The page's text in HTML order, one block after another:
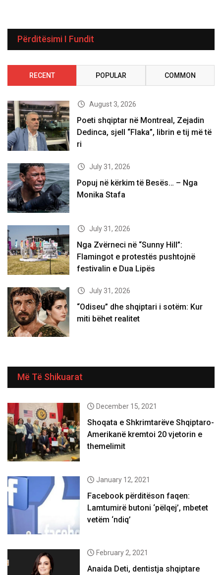
Përditësimi I Fundit
RECENT POPULAR COMMON
August 3, 2026
Poeti shqiptar në Montreal, Zejadin
Dedinca, sjell “Flaka”, librin e tij më të
ri
July 31, 2026
Popuj në kërkim të Besës… – Nga
Monika Stafa
July 31, 2026
Nga Zvërneci në “Sunny Hill”:
Flamingot e protestës pushtojnë
festivalin e Dua Lipës
July 31, 2026
“Odiseu” dhe shqiptari i sotëm: Kur
miti bëhet realitet
Më Të Shikuarat
December 15, 2021
Shoqata e Shkrimtarëve Shqiptaro-
Amerikanë kremtoi 20 vjetorin e
themelimit
January 12, 2021
Facebook përditëson faqen:
Lamtumirë butoni ‘pëlqej’, mbetet
vetëm ‘ndiq’
February 2, 2021
Anaida Deti, dentistja shqiptare